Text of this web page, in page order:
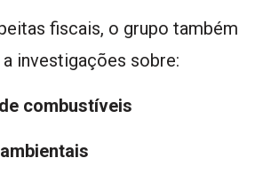
fiscais, o grupo também
investigações sobre:
combustíveis